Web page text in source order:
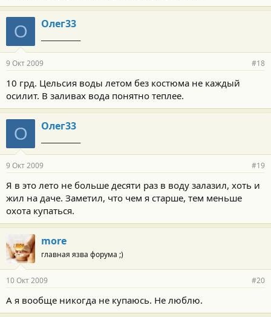
О Олег33
9 Окт 2009 #18
10 грд. Цельсия воды летом без костюма не каждый
осилит. В заливах вода понятно теплее.
О Олег33
9 Окт 2009 #19
Я в это лето не больше десяти раз в воду залазил, хоть и
жил на даче. Заметил, что чем я старше, тем меньше
охота купаться.
more
главная язва форума ;)
10 Окт 2009 #20
А я вообще никогда не купаюсь. Не люблю.